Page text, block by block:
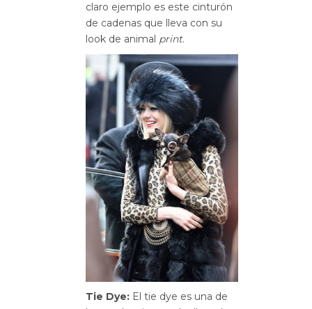
claro ejemplo es este cinturón
de cadenas que lleva con su
look de animal print.
Tie Dye: El tie dye es una de